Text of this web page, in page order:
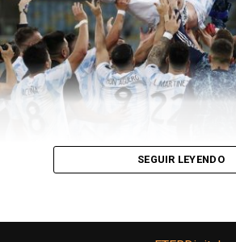
SEGUIR LEYENDO